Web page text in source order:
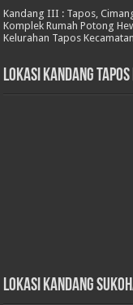
Kandang III : Tapos,
Komplek Rumah Potong
Kelurahan Tapos
Lokasi Kandang Tapos
Lokasi Kandang